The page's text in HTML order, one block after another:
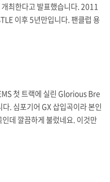
최한다고 발표했습니다. 2011
이후 5년만입니다. 팬클럽 용
람이 불었나 했더니 그럴 만한
듯이 올해는 앨범 발매부터 2회
보태어 놀라운 소식으로 한 해
건을 준비하고 있었군요. 예전부
서 도쿄돔 라이브를 또 하고 싶
첫 트랙에 실린 Glorious Bre
. 심포기어 GX 삽입곡이라 본인
데 깔끔하게 불렀네요. 이것만
뜨 만들기. 결과물이 꽤 그럴듯